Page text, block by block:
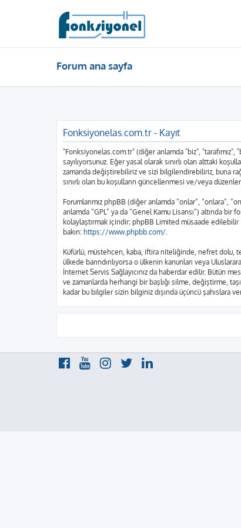
Forum ana sayfa
Fonksiyonelas.com.tr - Kayıt
"Fonksiyonelas.com.tr" (diğer anlamda "biz",
sayılıyorsunuz. Eğer yasal olarak sınırlı olan alttaki
zamanda değiştirebiliriz ve sizi bilgilendirebiliriz, buna
sınırlı olan bu koşulların güncellenmesi ve/veya
Forumlarımız phpBB (diğer anlamda “onlar”, “onlara”,
anlamda “GPL” ya da “Genel Kamu Lisansı”) altında bir
kolaylaştırmak içindir; phpBB Limited müsaade
bakın: https://www.phpbb.com/
Küfürlü, müstehcen, kaba, iftira niteliğinde, nefret dolu,
ülkede barındırılıyorsa o ülkenin kanunları veya
İnternet Servis Sağlayıcınız da haberdar edilir. Bütün
ve zamanlarda herhangi bir başlığı silme, değiştirme,
kadar bu bilgiler sizin bilginiz dışında üçüncü şahıslara